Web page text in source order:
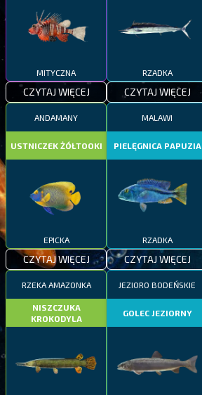
MITYCZNA
CZYTAJ WIĘCEJ
RZADKA
CZYTAJ WIĘCEJ
ANDAMANY
USTNICZEK ŻÓŁTOOKI
EPICKA
CZYTAJ WIĘCEJ
MALAWI
PIELĘGNICA PAPUZIA
RZADKA
CZYTAJ WIĘCEJ
RZEKA AMAZONKA
NISZCZUKA
KROKODYLA
JEZIORO BODEŃSKIE
GOLEC JEZIORNY